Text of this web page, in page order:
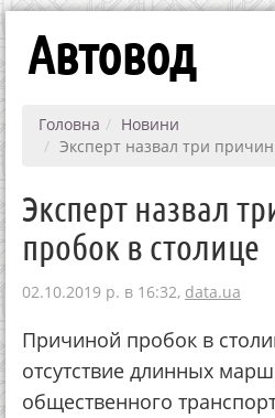
Автовод
Головна
Новини
Эксперт назвал три
Эксперт назвал
пробок в столице
02.10.2019 р. в 16:32, data.ua
Причиной пробок в
отсутствие длинных
общественного